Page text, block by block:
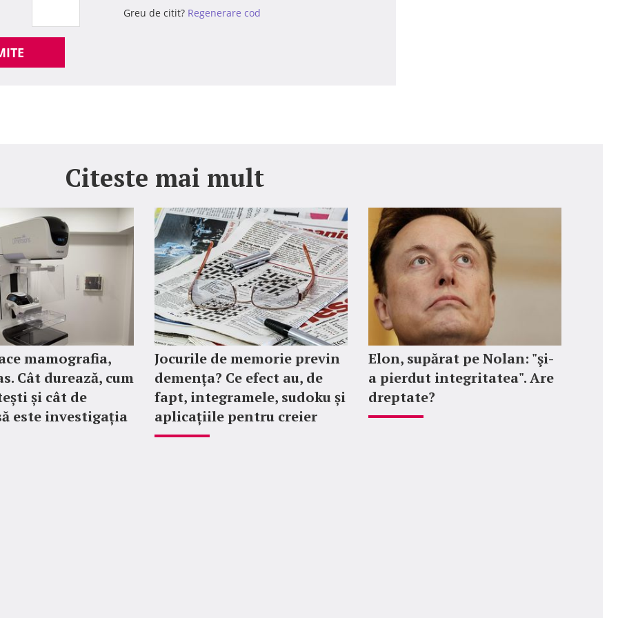
Greu de citit? Regenerare cod
Citeste mai mult
mamografia,
Cât durează, cum
și cât de
este investigația
Jocurile de memorie previn
demența? Ce efect au, de
fapt, integramele, sudoku și
aplicațiile pentru creier
Elon, supărat pe Nolan: "şi-
a pierdut integritatea". Are
dreptate?